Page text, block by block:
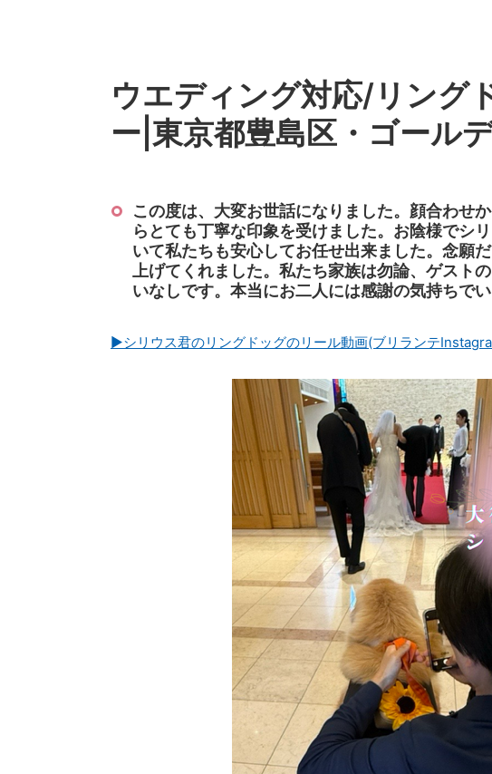
ウエディング対応/リング
ー|東京都豊島区・ゴール
この度は、大変お世話になりました。顔合わせ
らとても丁寧な印象を受けました。お陰様でシ
いて私たちも安心してお任せ出来ました。念願
上げてくれました。私たち家族は勿論、ゲスト
いなしです。本当にお二人には感謝の気持ちで
▶シリウス君のリングドッグのリール動画(ブリランテ